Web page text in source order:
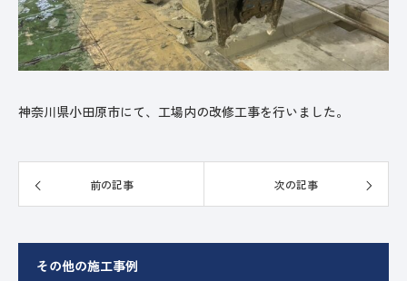
神奈川県小田原市にて、工場内の改修工事を行いました。
前の記事 次の記事
その他の施工事例